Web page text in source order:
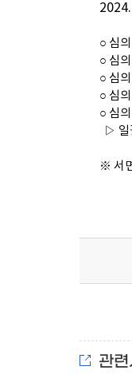
○ 심
○ 심
○ 심
○ 심
○ 심
▷ 일
※ 서
관